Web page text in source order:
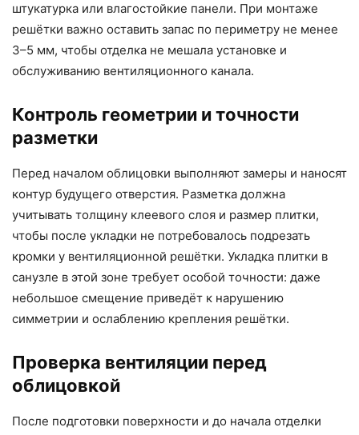
штукатурка или влагостойкие панели. При монтаже
решётки важно оставить запас по периметру не менее
3–5 мм, чтобы отделка не мешала установке и
обслуживанию вентиляционного канала.
Контроль геометрии и точности
разметки
Перед началом облицовки выполняют замеры и наносят
контур будущего отверстия. Разметка должна
учитывать толщину клеевого слоя и размер плитки,
чтобы после укладки не потребовалось подрезать
кромки у вентиляционной решётки. Укладка плитки в
санузле в этой зоне требует особой точности: даже
небольшое смещение приведёт к нарушению
симметрии и ослаблению крепления решётки.
Проверка вентиляции перед
облицовкой
После подготовки поверхности и до начала отделки